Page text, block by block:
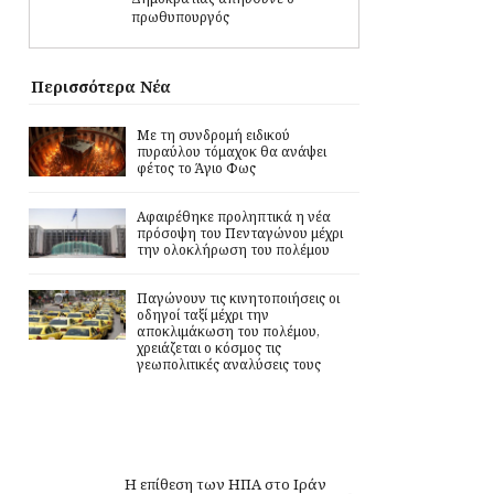
πρωθυπουργός
Περισσότερα Νέα
Με τη συνδρομή ειδικού
πυραύλου τόμαχοκ θα ανάψει
φέτος το Άγιο Φως
Αφαιρέθηκε προληπτικά η νέα
πρόσοψη του Πενταγώνου μέχρι
την ολοκλήρωση του πολέμου
Παγώνουν τις κινητοποιήσεις οι
οδηγοί ταξί μέχρι την
αποκλιμάκωση του πολέμου,
χρειάζεται ο κόσμος τις
γεωπολιτικές αναλύσεις τους
Η επίθεση των ΗΠΑ στο Ιράν